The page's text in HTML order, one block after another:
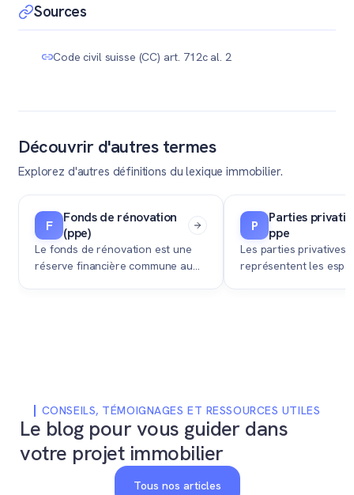
suppression d'une clause d'agrément nécessite un vote
propriétaires représentant la majorité des quotes-
Sources
Code civil suisse (CC) art. 712c al. 2
Découvrir d'autres termes
Explorez d'autres définitions du lexique immobilier.
F
Fonds de rénovation
(ppe)
Le fonds de rénovation est une
réserve financière commune au
P
Parties
ppe
Les parties privatives
représentent les
CONSEILS, TÉMOIGNAGES ET RESSOURCES UTILES
Le blog pour vous guider dans
votre projet immobilier
Tous nos articles